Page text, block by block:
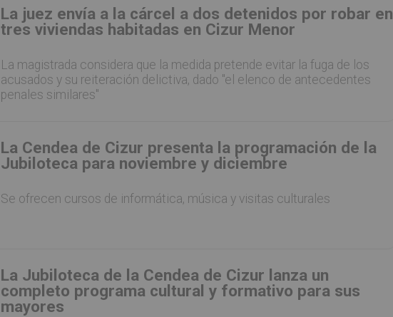
La juez envía a la cárcel a dos detenidos por robar en
tres viviendas habitadas en Cizur Menor
La magistrada considera que la medida pretende evitar la fuga de los
acusados y su reiteración delictiva, dado "el elenco de antecedentes
penales similares"
La Cendea de Cizur presenta la programación de la
Jubiloteca para noviembre y diciembre
Se ofrecen cursos de informática, música y visitas culturales
La Jubiloteca de la Cendea de Cizur lanza un
completo programa cultural y formativo para sus
mayores